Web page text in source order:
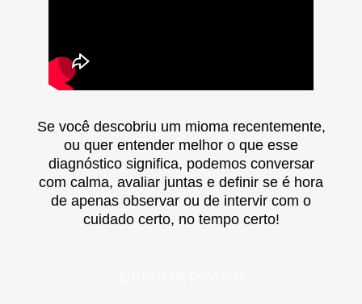
Se você descobriu um mioma recentemente,
ou quer entender melhor o que esse
diagnóstico significa, podemos conversar
com calma, avaliar juntas e definir se é hora
de apenas observar ou de intervir com o
cuidado certo, no tempo certo!